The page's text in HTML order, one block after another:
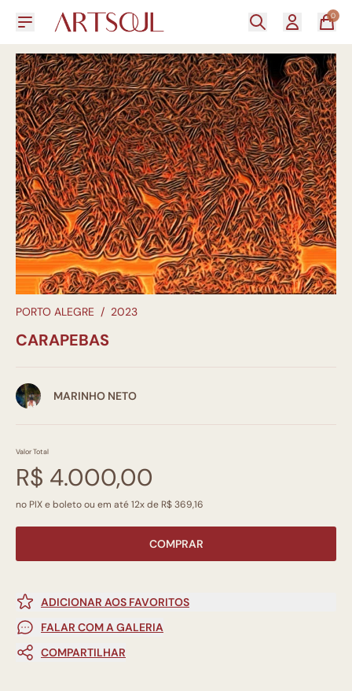
0
PORTO ALEGRE / 2023
CARAPEBAS
MARINHO NETO
Valor Total
R$ 4.000,00
no PIX e boleto ou em até 12x de R$ 369,16
COMPRAR
ADICIONAR AOS FAVORITOS
FALAR COM A GALERIA
COMPARTILHAR